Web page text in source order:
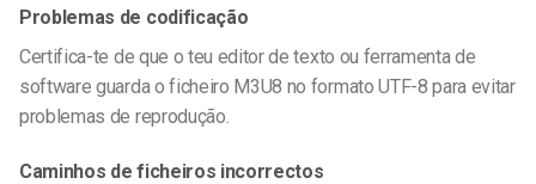
Problemas de codificação
Certifica-te de que o teu editor de texto ou ferramenta de
software guarda o ficheiro M3U8 no formato UTF-8 para evitar
problemas de reprodução.
Caminhos de ficheiros incorrectos